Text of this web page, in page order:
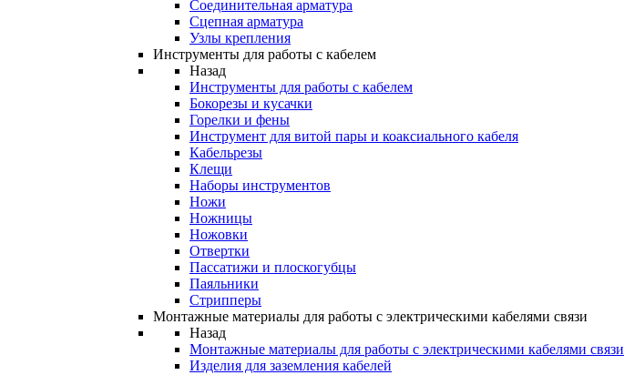
Соединительная арматура
Сцепная арматура
Узлы крепления
Инструменты для работы с кабелем
Назад
Инструменты для работы с кабелем
Бокорезы и кусачки
Горелки и фены
Инструмент для витой пары и коаксиального кабеля
Кабельрезы
Клещи
Наборы инструментов
Ножи
Ножницы
Ножовки
Отвертки
Пассатижи и плоскогубцы
Паяльники
Стрипперы
Монтажные материалы для работы с электрическими кабелями связи
Назад
Монтажные материалы для работы с электрическими кабелями связи
Изделия для заземления кабелей